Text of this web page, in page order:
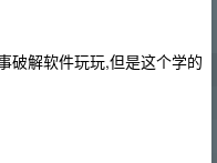
破解软件玩玩,但是这个学的